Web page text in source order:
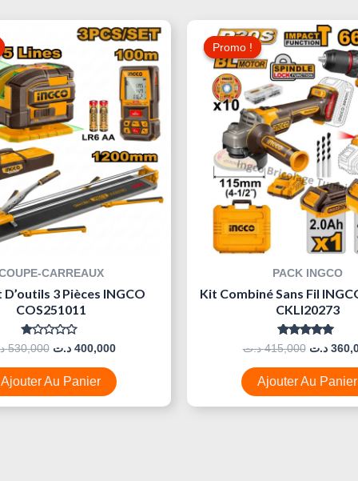
CARREAUX
3 Pièces INGCO
COS251011
Note
0
Sur
5
530,000
Initial
Était :
400,000 د.ت
Le
Prix
Actuel
Est :
Ajouter Au Panier
Promo !
Promo !
PACK INGCO
Kit Combiné Sans Fil
CKLI20273
Note
5.00
Sur 5
415,000 د.ت
Le
Prix
Initial
Était :
د.ت
Ajouter Au Panier